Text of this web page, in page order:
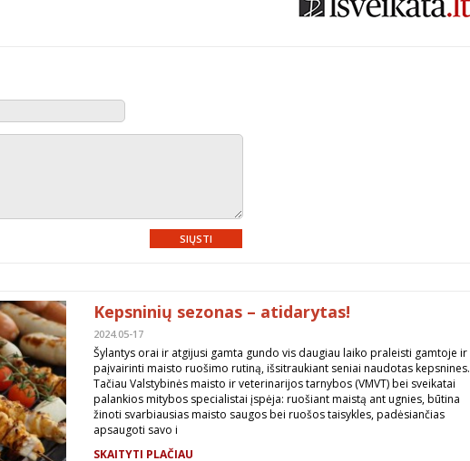
SIŲSTI
Kepsninių sezonas – atidarytas!
2024.05-17
Šylantys orai ir atgijusi gamta gundo vis daugiau laiko praleisti gamtoje ir
paįvairinti maisto ruošimo rutiną, išsitraukiant seniai naudotas kepsnines.
Tačiau Valstybinės maisto ir veterinarijos tarnybos (VMVT) bei sveikatai
palankios mitybos specialistai įspėja: ruošiant maistą ant ugnies, būtina
žinoti svarbiausias maisto saugos bei ruošos taisykles, padėsiančias
apsaugoti savo i
SKAITYTI PLAČIAU